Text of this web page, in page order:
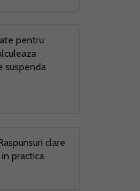
pentru
suspenda
clare
practica